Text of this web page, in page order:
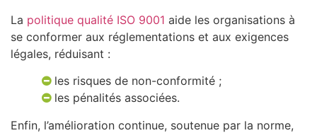
La politique qualité ISO 9001 aide les organisations à
se conformer aux réglementations et aux exigences
légales, réduisant :
les risques de non-conformité ;
les pénalités associées.
Enfin, l’amélioration continue, soutenue par la norme,